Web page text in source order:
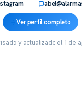
Ver perfil completo
y actualizado el 1 de